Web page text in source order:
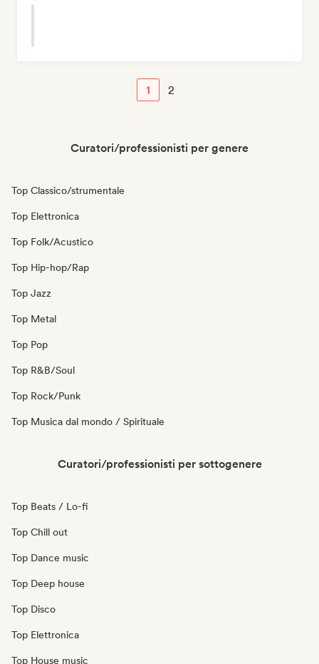
1 2
Curatori/professionisti per genere
Top Classico/strumentale
Top Elettronica
Top Folk/Acustico
Top Hip-hop/Rap
Top Jazz
Top Metal
Top Pop
Top R&B/Soul
Top Rock/Punk
Top Musica dal mondo / Spirituale
Curatori/professionisti per sottogenere
Top Beats / Lo-fi
Top Chill out
Top Dance music
Top Deep house
Top Disco
Top Elettronica
Top House music